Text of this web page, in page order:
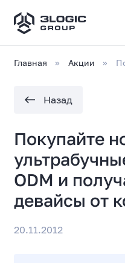
Главная Акции
Назад
Покупайте
ODM и
девайсы от
20.11.2012